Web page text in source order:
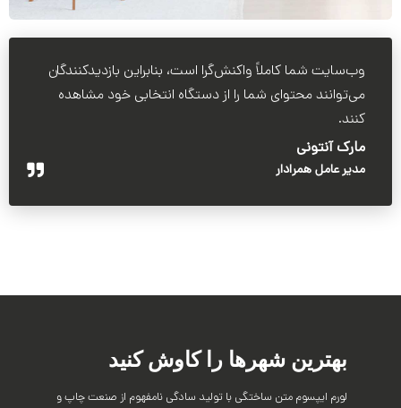
وب‌سایت شما کاملاً واکنش‌گرا است، بنابراین بازدیدکنندگان
می‌توانند محتوای شما را از دستگاه انتخابی خود مشاهده
کنند.
مارک آنتونی
مدیر عامل همرادار
بهترین شهرها را کاوش کنید
لورم ایپسوم متن ساختگی با تولید سادگی نامفهوم از صنعت چاپ و